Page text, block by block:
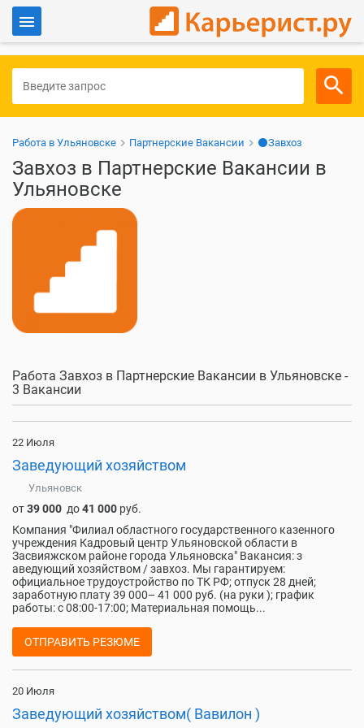
Для работодателей
Работа в Ульяновске Партнерские Вакансии ⚫Завхоз
Завхоз в Партнерские Вакансии в
Ульяновске
Работа Завхоз в Партнерские Вакансии в Ульяновске -
3 Вакансии
22 Июля
Заведующий хозяйством
Ульяновск
от39 000 до41 000 руб.
Компания "Филиал областного государственного казенного
учреждения Кадровый центр Ульяновской области в
Засвияжском районе города Ульяновска" Вакансия: з
аведующий хозяйством / завхоз. Мы гарантируем:
официальное трудоустройство по ТК РФ; отпуск 28 дней;
заработную плату 39 000– 41 000 руб. (на руки ); график
работы: с 08:00-17:00; Материальная помощь...
ОТПРАВИТЬ РЕЗЮМЕ
20 Июля
Заведующий хозяйством( Вавилон )